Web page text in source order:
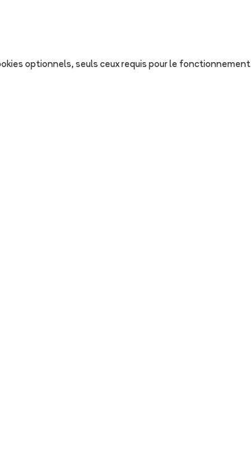
optionnels, seuls ceux requis pour le fonctionnement